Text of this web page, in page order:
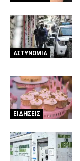
ΑΣΤΥΝΟΜΙΑ
ΕΙΔΗΣΕΙΣ